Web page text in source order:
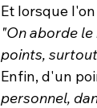
Et lorsque
"On aborde
points,
Enfin, d'un
personnel,